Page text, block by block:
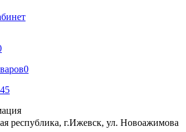
0
республика, г.Ижевск, ул. Новоажимова